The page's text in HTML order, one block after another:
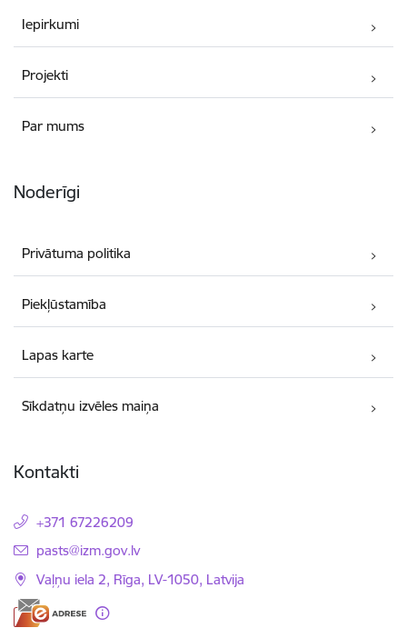
Iepirkumi
Projekti
Par mums
Noderīgi
Privātuma politika
Piekļūstamība
Lapas karte
Sīkdatņu izvēles maiņa
Kontakti
+371 67226209
E-pasts:
pasts@izm.gov.lv
Vaļņu iela 2, Rīga, LV-1050, Latvija